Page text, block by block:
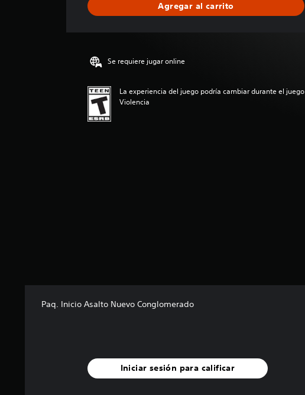
i
i
a
c
o
n
s
Agregar al carrito
Se requiere jugar online
La experiencia del juego podría cambiar durante el
Violencia
Paq. Inicio Asalto Nuevo Conglomerado
Iniciar sesión para calificar